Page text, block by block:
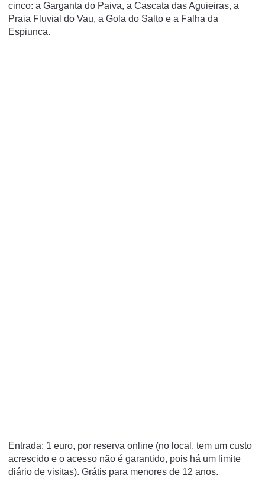
cinco: a Garganta do Paiva, a Cascata das Aguieiras, a
Praia Fluvial do Vau, a Gola do Salto e a Falha da
Espiunca.
Entrada: 1 euro, por reserva online (no local, tem um custo
acrescido e o acesso não é garantido, pois há um limite
diário de visitas). Grátis para menores de 12 anos.